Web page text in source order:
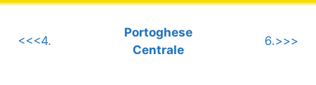
.
<<<4.
Portoghese
Centrale
6.>>>